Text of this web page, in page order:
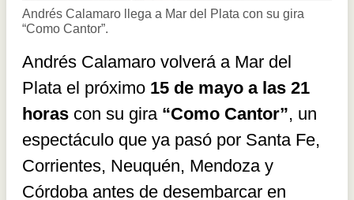
Andrés Calamaro llega a Mar del Plata con su gira
“Como Cantor”.
Andrés Calamaro volverá a Mar del
Plata el próximo 15 de mayo a las 21
horas con su gira “Como Cantor”, un
espectáculo que ya pasó por Santa Fe,
Corrientes, Neuquén, Mendoza y
Córdoba antes de desembarcar en